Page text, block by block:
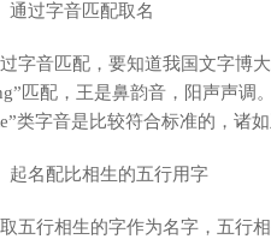
通过字音匹配取名
字音匹配，要知道我国文字博
匹配，王是鼻韵音，阳声声调
类字音是比较符合标准的，诸
起名配比相生的五行用字
五行相生的字作为名字，五行